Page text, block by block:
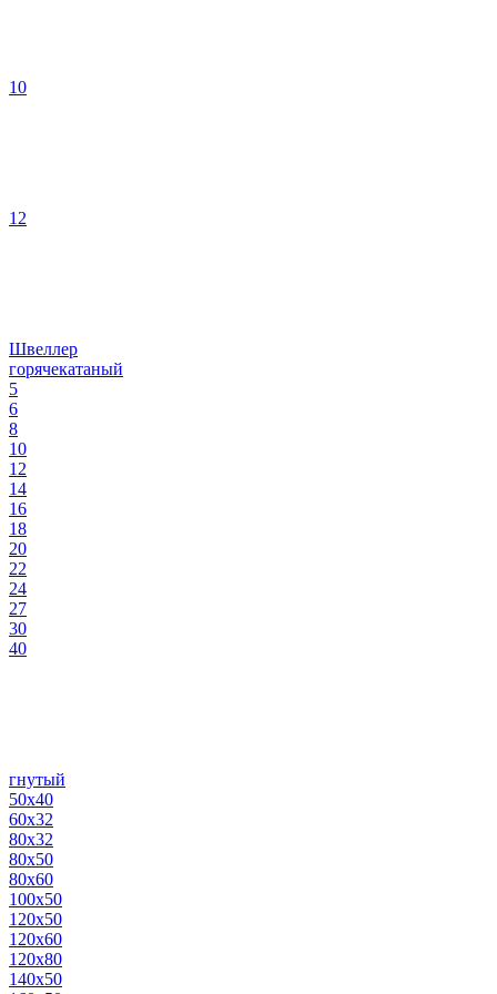
10
12
Швеллер
горячекатаный
5
6
8
10
12
14
16
18
20
22
24
27
30
40
гнутый
50х40
60х32
80х32
80х50
80х60
100х50
120х50
120х60
120х80
140х50